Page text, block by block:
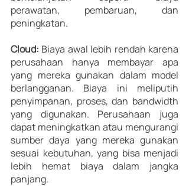
perawatan, pembaruan, dan
peningkatan.
Cloud: Biaya awal lebih rendah karena
perusahaan hanya membayar apa
yang mereka gunakan dalam model
berlangganan. Biaya ini meliputih
penyimpanan, proses, dan bandwidth
yang digunakan. Perusahaan juga
dapat meningkatkan atau mengurangi
sumber daya yang mereka gunakan
sesuai kebutuhan, yang bisa menjadi
lebih hemat biaya dalam jangka
panjang.